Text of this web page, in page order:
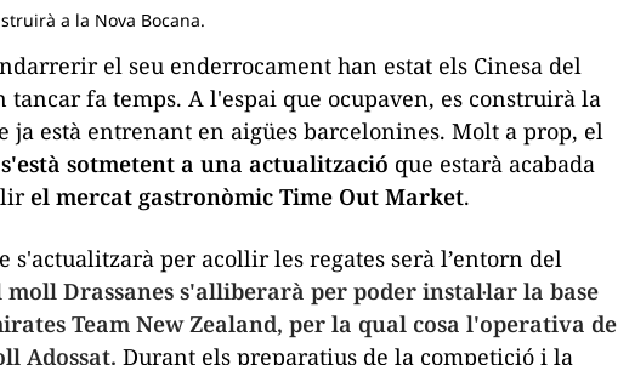
a la Nova Bocana.
el seu enderrocament han estat els Cinesa del
fa temps. A l'espai que ocupaven, es construirà la
ja està entrenant en aigües barcelonines. Molt a prop, el
s'està sotmetent a una actualització que estarà acabada
el mercat gastronòmic Time Out Market.
s'actualitzarà per acollir les regates serà l’entorn del
moll Drassanes s'alliberarà per poder instal·lar la base
Team New Zealand, per la qual cosa l'operativa de
Adossat. Durant els preparatius de la competició i la